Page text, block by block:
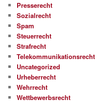
Presserecht
Sozialrecht
Spam
Steuerrecht
Strafrecht
Telekommunikationsrecht
Uncategorized
Urheberrecht
Wehrrecht
Wettbewerbsrecht